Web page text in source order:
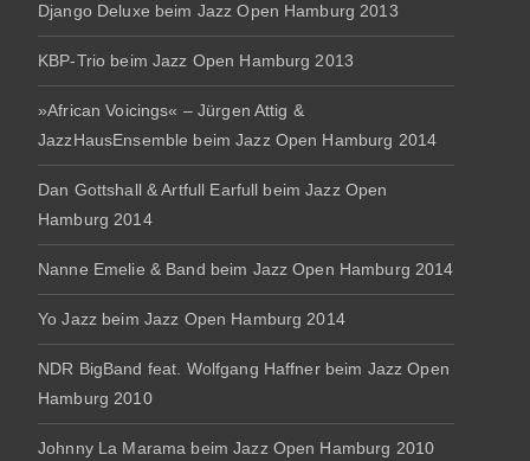
Django Deluxe beim Jazz Open Hamburg 2013
KBP-Trio beim Jazz Open Hamburg 2013
»African Voicings« – Jürgen Attig &
JazzHausEnsemble beim Jazz Open Hamburg 2014
Dan Gottshall & Artfull Earfull beim Jazz Open
Hamburg 2014
Nanne Emelie & Band beim Jazz Open Hamburg 2014
Yo Jazz beim Jazz Open Hamburg 2014
NDR BigBand feat. Wolfgang Haffner beim Jazz Open
Hamburg 2010
Johnny La Marama beim Jazz Open Hamburg 2010